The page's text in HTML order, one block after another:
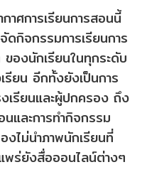
าศการเรียนการสอนนี้
ดกิจกรรมการเรียนการ
องนักเรียนในทุกระดับ
รียน อีกทั้งยังเป็นการ
งเรียนและผู้ปกครอง ถึง
และการทำกิจกรรม
งไม่นำภาพนักเรียนที่
พร่ยังสื่อออนไลน์ต่างๆ